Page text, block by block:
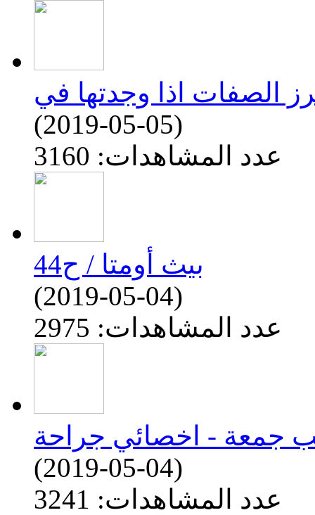
(2019-05-05)
عدد المشاهدات: 3160
بيث أومتا / ح44
(2019-05-04)
عدد المشاهدات: 2975
(2019-05-04)
عدد المشاهدات: 3241